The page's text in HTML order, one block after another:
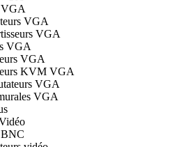
VGA
VGA
VGA
VGA
VGA
KVM VGA
VGA
VGA
BNC